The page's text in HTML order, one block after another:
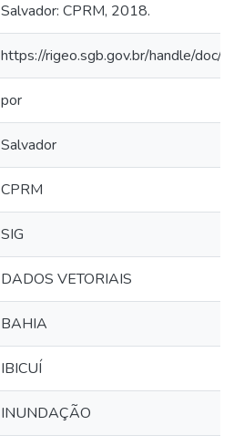
Salvador: CPRM, 2018.
https://rigeo.sgb.gov.br/handle/doc/
por
Salvador
CPRM
SIG
DADOS VETORIAIS
BAHIA
IBICUÍ
INUNDAÇÃO